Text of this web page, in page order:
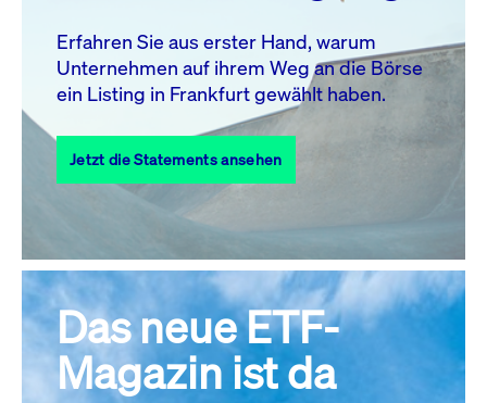
10 11 13 14
17
18 19 20 21 22
23
27 28
31
Alle Events
Erfahren Sie aus erster Hand, warum
Unternehmen auf ihrem Weg an die Börse
ein Listing in Frankfurt gewählt haben.
Jetzt die Statements ansehen
Das neue ETF-
Magazin ist da